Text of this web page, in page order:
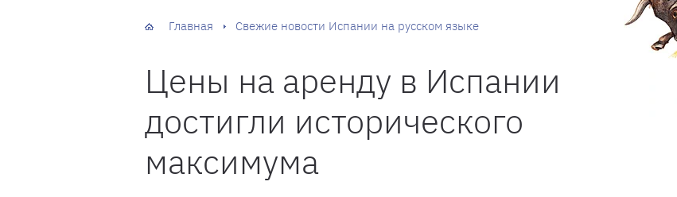
Главная Свежие новости Испании на русском языке
Цены на аренду в Испании
достигли исторического
максимума